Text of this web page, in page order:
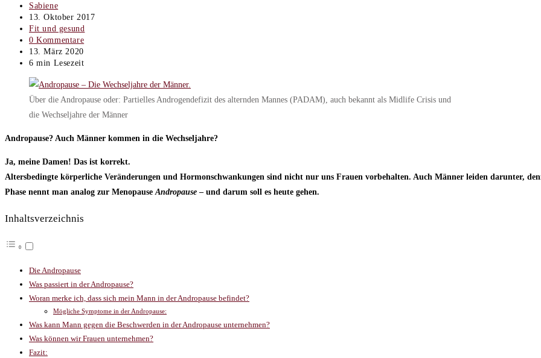
Beitrags-
Autor:
Sabiene
Beitrag
veröffentlicht:
13. Oktober 2017
Beitrags-
Kategorie:
Fit und gesund
Beitrags-
Kommentare:
0 Kommentare
Beitrag
zuletzt
am:
13. März 2020
Lesedauer:
6 min Lesezeit
Über die Andropause oder: Partielles Androgendefizit des alternden Mannes (PADAM), auch bekannt als Midlife Crisis und
die Wechseljahre der Männer
Andropause? Auch Männer kommen in die Wechseljahre?
Ja, meine Damen! Das ist korrekt.
Altersbedingte körperliche Veränderungen und Hormonschwankungen sind nicht nur uns Frauen vorbehalten. Auch Männer leiden darunter,
Phase nennt man analog zur MenopauseAndropause – und darum soll es heute gehen.
Inhaltsverzeichnis
Die Andropause
Was passiert in der Andropause?
Woran merke ich, dass sich mein Mann in der Andropause befindet?
Mögliche Symptome in der Andropause:
Was kann Mann gegen die Beschwerden in der Andropause unternehmen?
Was können wir Frauen unternehmen?
Fazit: